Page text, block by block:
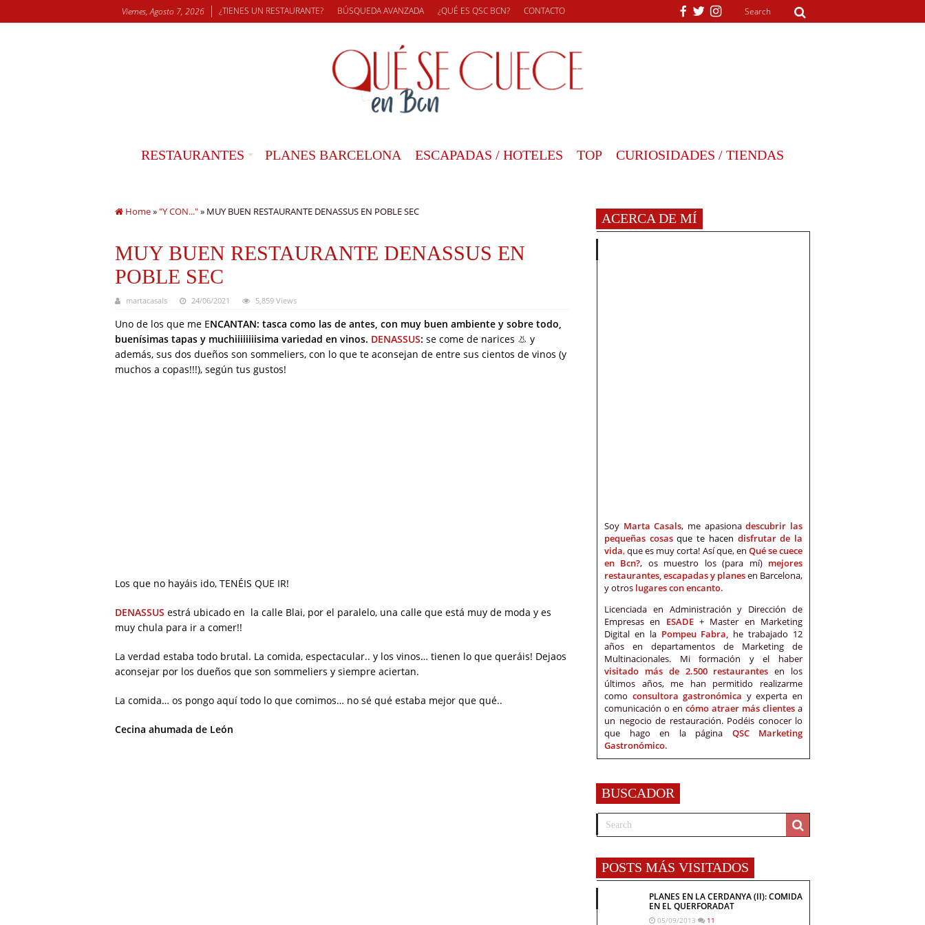
Viernes, Agosto 7, 2026 ¿TIENES UN RESTAURANTE? BÚSQUEDA AVANZADA ¿QUÉ ES QSC BCN? CONTACTO
RESTAURANTES PLANES BARCELONA ESCAPADAS / HOTELES TOP CURIOSIDADES / TIENDAS
Home»"Y CON..."» MUY BUEN RESTAURANTE DENASSUS EN POBLE SEC
MUY BUEN RESTAURANTE DENASSUS EN
POBLE SEC
martacasals 24/06/2021 5,859 Views
Uno de los que me ENCANTAN: tasca como las de antes, con muy buen ambiente y sobre todo,
buenísimas tapas y muchiiiiiiiisima variedad en vinos. DENASSUS: se come de narices 👃 y
además, sus dos dueños son sommeliers, con lo que te aconsejan de entre sus cientos de vinos (y
muchos a copas!!!), según tus gustos!
Los que no hayáis ido, TENÉIS QUE IR!
DENASSUS estrá ubicado en la calle Blai, por el paralelo, una calle que está muy de moda y es
muy chula para ir a comer!!
La verdad estaba todo brutal. La comida, espectacular.. y los vinos… tienen lo que queráis! Dejaos
aconsejar por los dueños que son sommeliers y siempre aciertan.
La comida… os pongo aquí todo lo que comimos… no sé qué estaba mejor que qué..
Cecina ahumada de León
ACERCA DE MÍ
Soy Marta Casals, me apasionadescubrir las
pequeñas cosasque te hacen disfrutar de la
vida,que es muy corta! Así que, en Qué se cuece
en Bcn?, os muestro los (para mí) mejores
restaurantes, escapadas y planesen Barcelona,
y otros lugares con encanto.
Licenciada en Administración y Dirección de
Empresas en ESADE+ Master en Marketing
Digital en la Pompeu Fabra, he trabajado 12
años en departamentos de Marketing de
Multinacionales. Mi formación y el haber
visitado más de 2.500 restaurantes en los
últimos años, me han permitido realizarme
como consultora gastronómica y experta en
comunicación o en cómo atraer más clientes a
un negocio de restauración. Podéis conocer lo
que hago en la página QSC Marketing
Gastronómico.
BUSCADOR
POSTS MÁS VISITADOS
PLANES EN LA CERDANYA (II): COMIDA
EN EL QUERFORADAT
05/09/2013 11